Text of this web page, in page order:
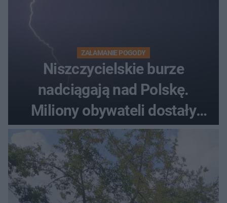
ZAŁAMANIE POGODY
Niszczycielskie burze
nadciągają nad Polskę.
Miliony obywateli dostały
wiadomości z pilnym
ostrzeżeniem